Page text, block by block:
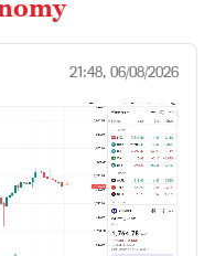
21:48, 06/08/2026